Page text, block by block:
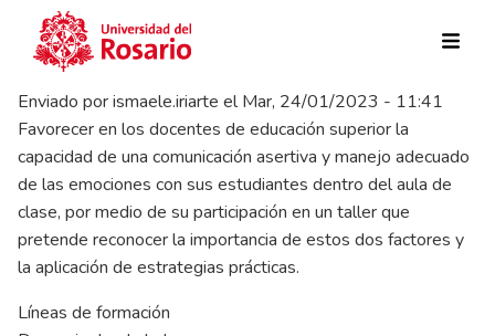
Pasar al contenido principal
Enviado porismaele.iriarte elMar, 24/01/2023 - 11:41
Favorecer en los docentes de educación superior la
capacidad de una comunicación asertiva y manejo adecuado
de las emociones con sus estudiantes dentro del aula de
clase, por medio de su participación en un taller que
pretende reconocer la importancia de estos dos factores y
la aplicación de estrategias prácticas.
Líneas de formación